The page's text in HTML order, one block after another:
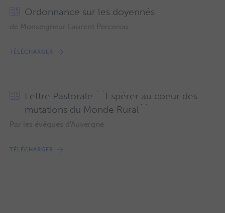
Ordonnance sur les doyennés
de Monseigneur Laurent Percerou
TÉLÉCHARGER
Lettre Pastorale ``Espérer au coeur des
mutations du Monde Rural``
Par les évêques d'Auvergne
TÉLÉCHARGER